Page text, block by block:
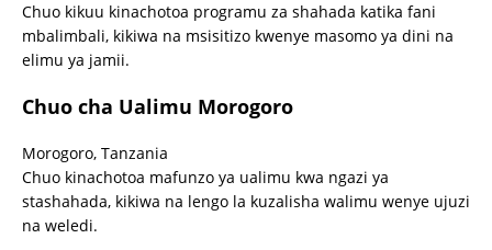
Chuo kikuu kinachotoa programu za shahada katika fani
mbalimbali, kikiwa na msisitizo kwenye masomo ya dini na
elimu ya jamii.
Chuo cha Ualimu Morogoro
Morogoro, Tanzania
Chuo kinachotoa mafunzo ya ualimu kwa ngazi ya
stashahada, kikiwa na lengo la kuzalisha walimu wenye ujuzi
na weledi.